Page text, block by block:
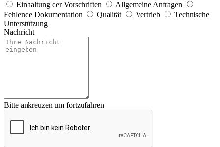
Einhaltung der Vorschriften
Allgemeine Anfragen
Fehlende Dokumentation
Qualität Vertrieb
Technische
Unterstützung
Nachricht
Bitte ankreuzen um fortzufahren